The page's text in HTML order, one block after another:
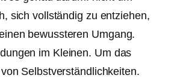
sich vollständig zu entziehen,
bewussteren Umgang.
im Kleinen. Um das
Selbstverständlichkeiten.